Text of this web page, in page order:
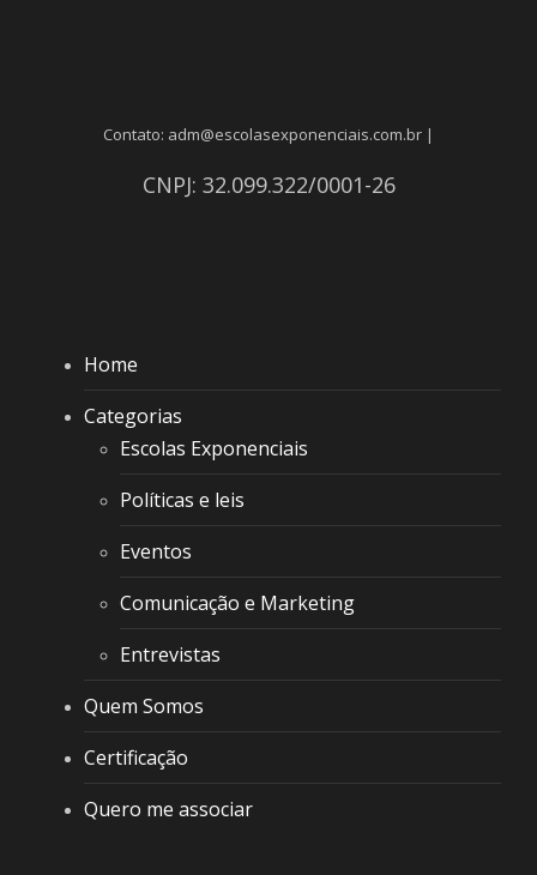
Contato: adm@escolasexponenciais.com.br |
CNPJ: 32.099.322/0001-26
Home
Categorias
Escolas Exponenciais
Políticas e leis
Eventos
Comunicação e Marketing
Entrevistas
Quem Somos
Certificação
Quero me associar